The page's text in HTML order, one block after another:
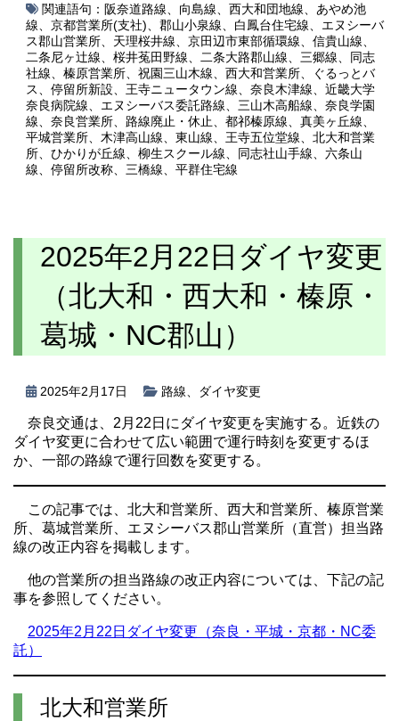
関連語句： 阪奈道路線 向島線 西大和団地線
あやめ池
線
京都営業所(支社) 郡山小泉線 白鳳台住宅線
エヌシーバ
ス郡山営業所
天理桜井線 京田辺市東部循環線 信貴山線
二条尼ヶ辻線
桜井菟田野線 二条大路郡山線 三郷線
同志
社線
榛原営業所 祝園三山木線 西大和営業所
ぐるっとバ
ス
停留所新設 王寺ニュータウン線 奈良木津線
近畿大学
奈良病院線
エヌシーバス委託路線 三山木高船線
奈良学園
線
奈良営業所 路線廃止・休止 都祁榛原線 真美ヶ丘線
平城営業所
木津高山線 東山線 王寺五位堂線
北大和営業
所
ひかりが丘線 柳生スクール線 同志社山手線
六条山
線
停留所改称 三橋線 平群住宅線
2025年2月22日ダイヤ変更
（北大和・西大和・榛原・
葛城・NC郡山）
2025年2月17日 路線 ダイヤ変更
奈良交通は、2月22日にダイヤ変更を実施する。近鉄の
ダイヤ変更に合わせて広い範囲で運行時刻を変更するほ
か、一部の路線で運行回数を変更する。
この記事では、北大和営業所、西大和営業所、榛原営業
所、葛城営業所、エヌシーバス郡山営業所（直営）担当路
線の改正内容を掲載します。
他の営業所の担当路線の改正内容については、下記の記
事を参照してください。
2025年2月22日ダイヤ変更（奈良・平城・京都・NC委
託）
北大和営業所